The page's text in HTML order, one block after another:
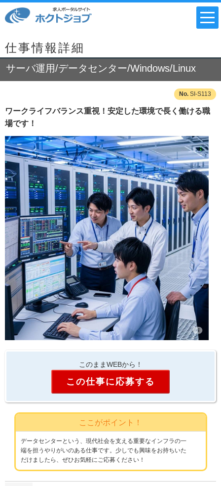
仕事情報詳細
サーバ運用/データセンター/Windows/Linux
SI-S113
ワークライフバランス重視！安定した環境で長く働ける職
場です！
このままWEBから！
この仕事に応募する
ここがポイント！
データセンターという、現代社会を支える重要なインフラの一
端を担うやりがいのある仕事です。少しでも興味をお持ちいた
だけましたら、ぜひお気軽にご応募ください！